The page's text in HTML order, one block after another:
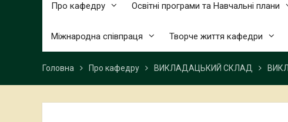
Про кафедру Освітні програми та Навчальні плани
Міжнародна співпраця Творче життя кафедри
Головна Про кафедру ВИКЛАДАЦЬКИЙ СКЛАД